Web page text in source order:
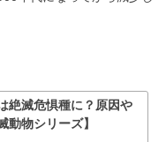
絶滅危惧種に？原因や
動物シリーズ】